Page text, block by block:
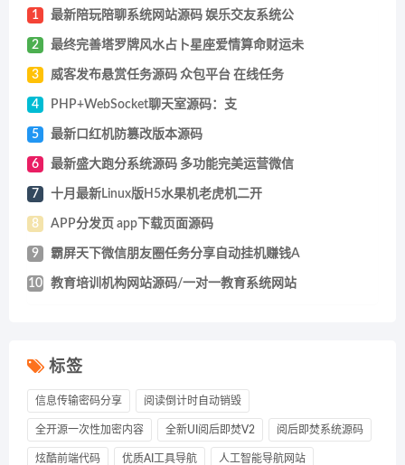
1 最新陪玩陪聊系统网站源码 娱乐交友系统公
2 最终完善塔罗牌风水占卜星座爱情算命财运未
3 威客发布悬赏任务源码 众包平台 在线任务
4 PHP+WebSocket聊天室源码：支
5 最新口红机防篡改版本源码
6 最新盛大跑分系统源码 多功能完美运营微信
7 十月最新Linux版H5水果机老虎机二开
8 APP分发页 app下载页面源码
9 霸屏天下微信朋友圈任务分享自动挂机赚钱A
10 教育培训机构网站源码/一对一教育系统网站
标签
信息传输密码分享 阅读倒计时自动销毁
全开源一次性加密内容 全新UI阅后即焚V2 阅后即焚系统源码
炫酷前端代码 优质AI工具导航 人工智能导航网站